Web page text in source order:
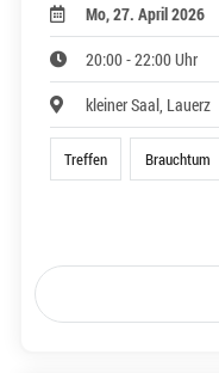
Mo, 27. April 2026
20:00 - 22:00 Uhr
kleiner Saal, Lauerz
Treffen Brauchtum